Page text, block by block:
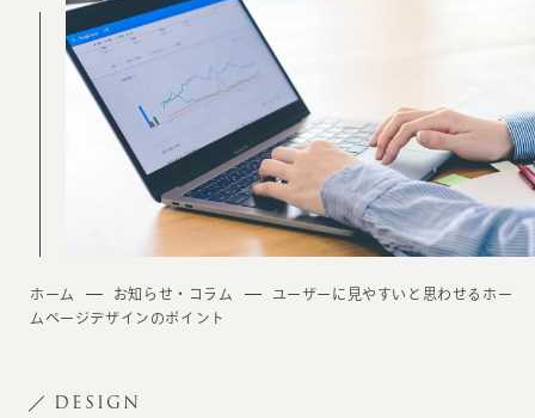
MARKETING
ホーム お知らせ・コラム
ユーザーに見やすいと思わせるホー
ムページデザインのポイント
DESIGN